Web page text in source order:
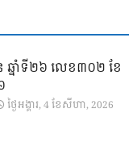
ឆ្នាំទី២៦ លេខ៣០២ ខែ
ថ្ងៃ​អង្គារ, 4 ខែ​សីហា, 2026